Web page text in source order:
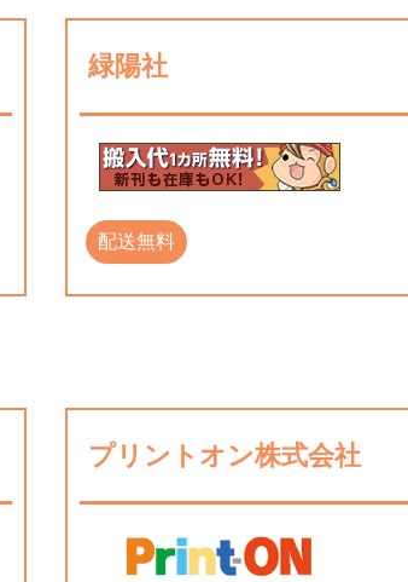
緑陽社
配送無料
プリントオン株式会社